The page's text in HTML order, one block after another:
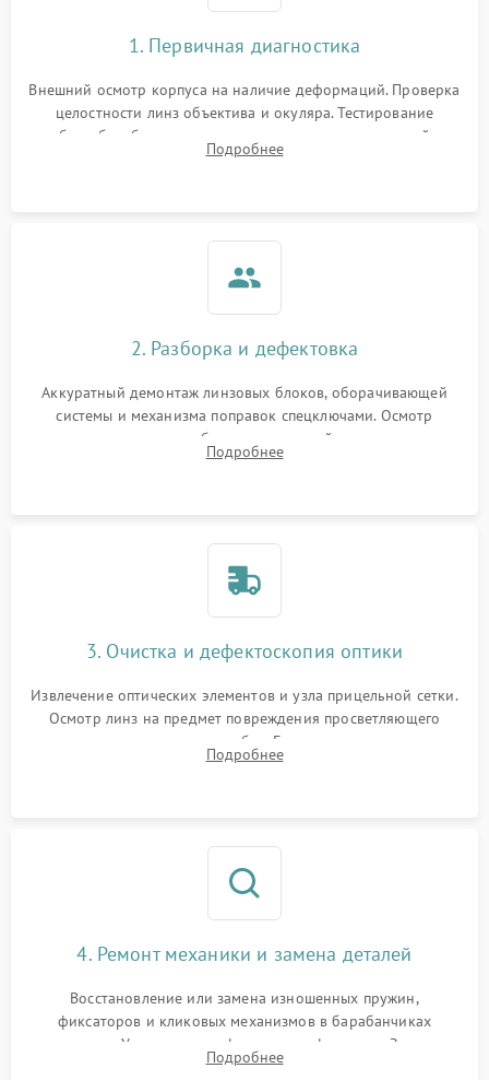
1. Первичная диагностика
Внешний осмотр корпуса на наличие деформаций. Проверка
целостности линз объектива и окуляра. Тестирование
работы барабанчиков ввода поправок, кольца отстройки
параллакса и зума. Выявление сколов, внутренних
Подробнее
2. Разборка и дефектовка
Аккуратный демонтаж линзовых блоков, оборачивающей
системы и механизма поправок спецключами. Осмотр
внутренних резьбовых соединений, пружин и
уплотнительных колец. Поиск причин люфта, смещения
Подробнее
3. Очистка и дефектоскопия оптики
Извлечение оптических элементов и узла прицельной сетки.
Осмотр линз на предмет повреждения просветляющего
покрытия или появления грибка. Бережная очистка стекол
спецрастворами. Проверка целостности гравированной
Подробнее
4. Ремонт механики и замена деталей
Восстановление или замена изношенных пружин,
фиксаторов и кликовых механизмов в барабанчиках
поправок. Устранение люфтов в трансфокаторе. Замена
поврежденных линз, разбитой сетки или восстановление
Подробнее